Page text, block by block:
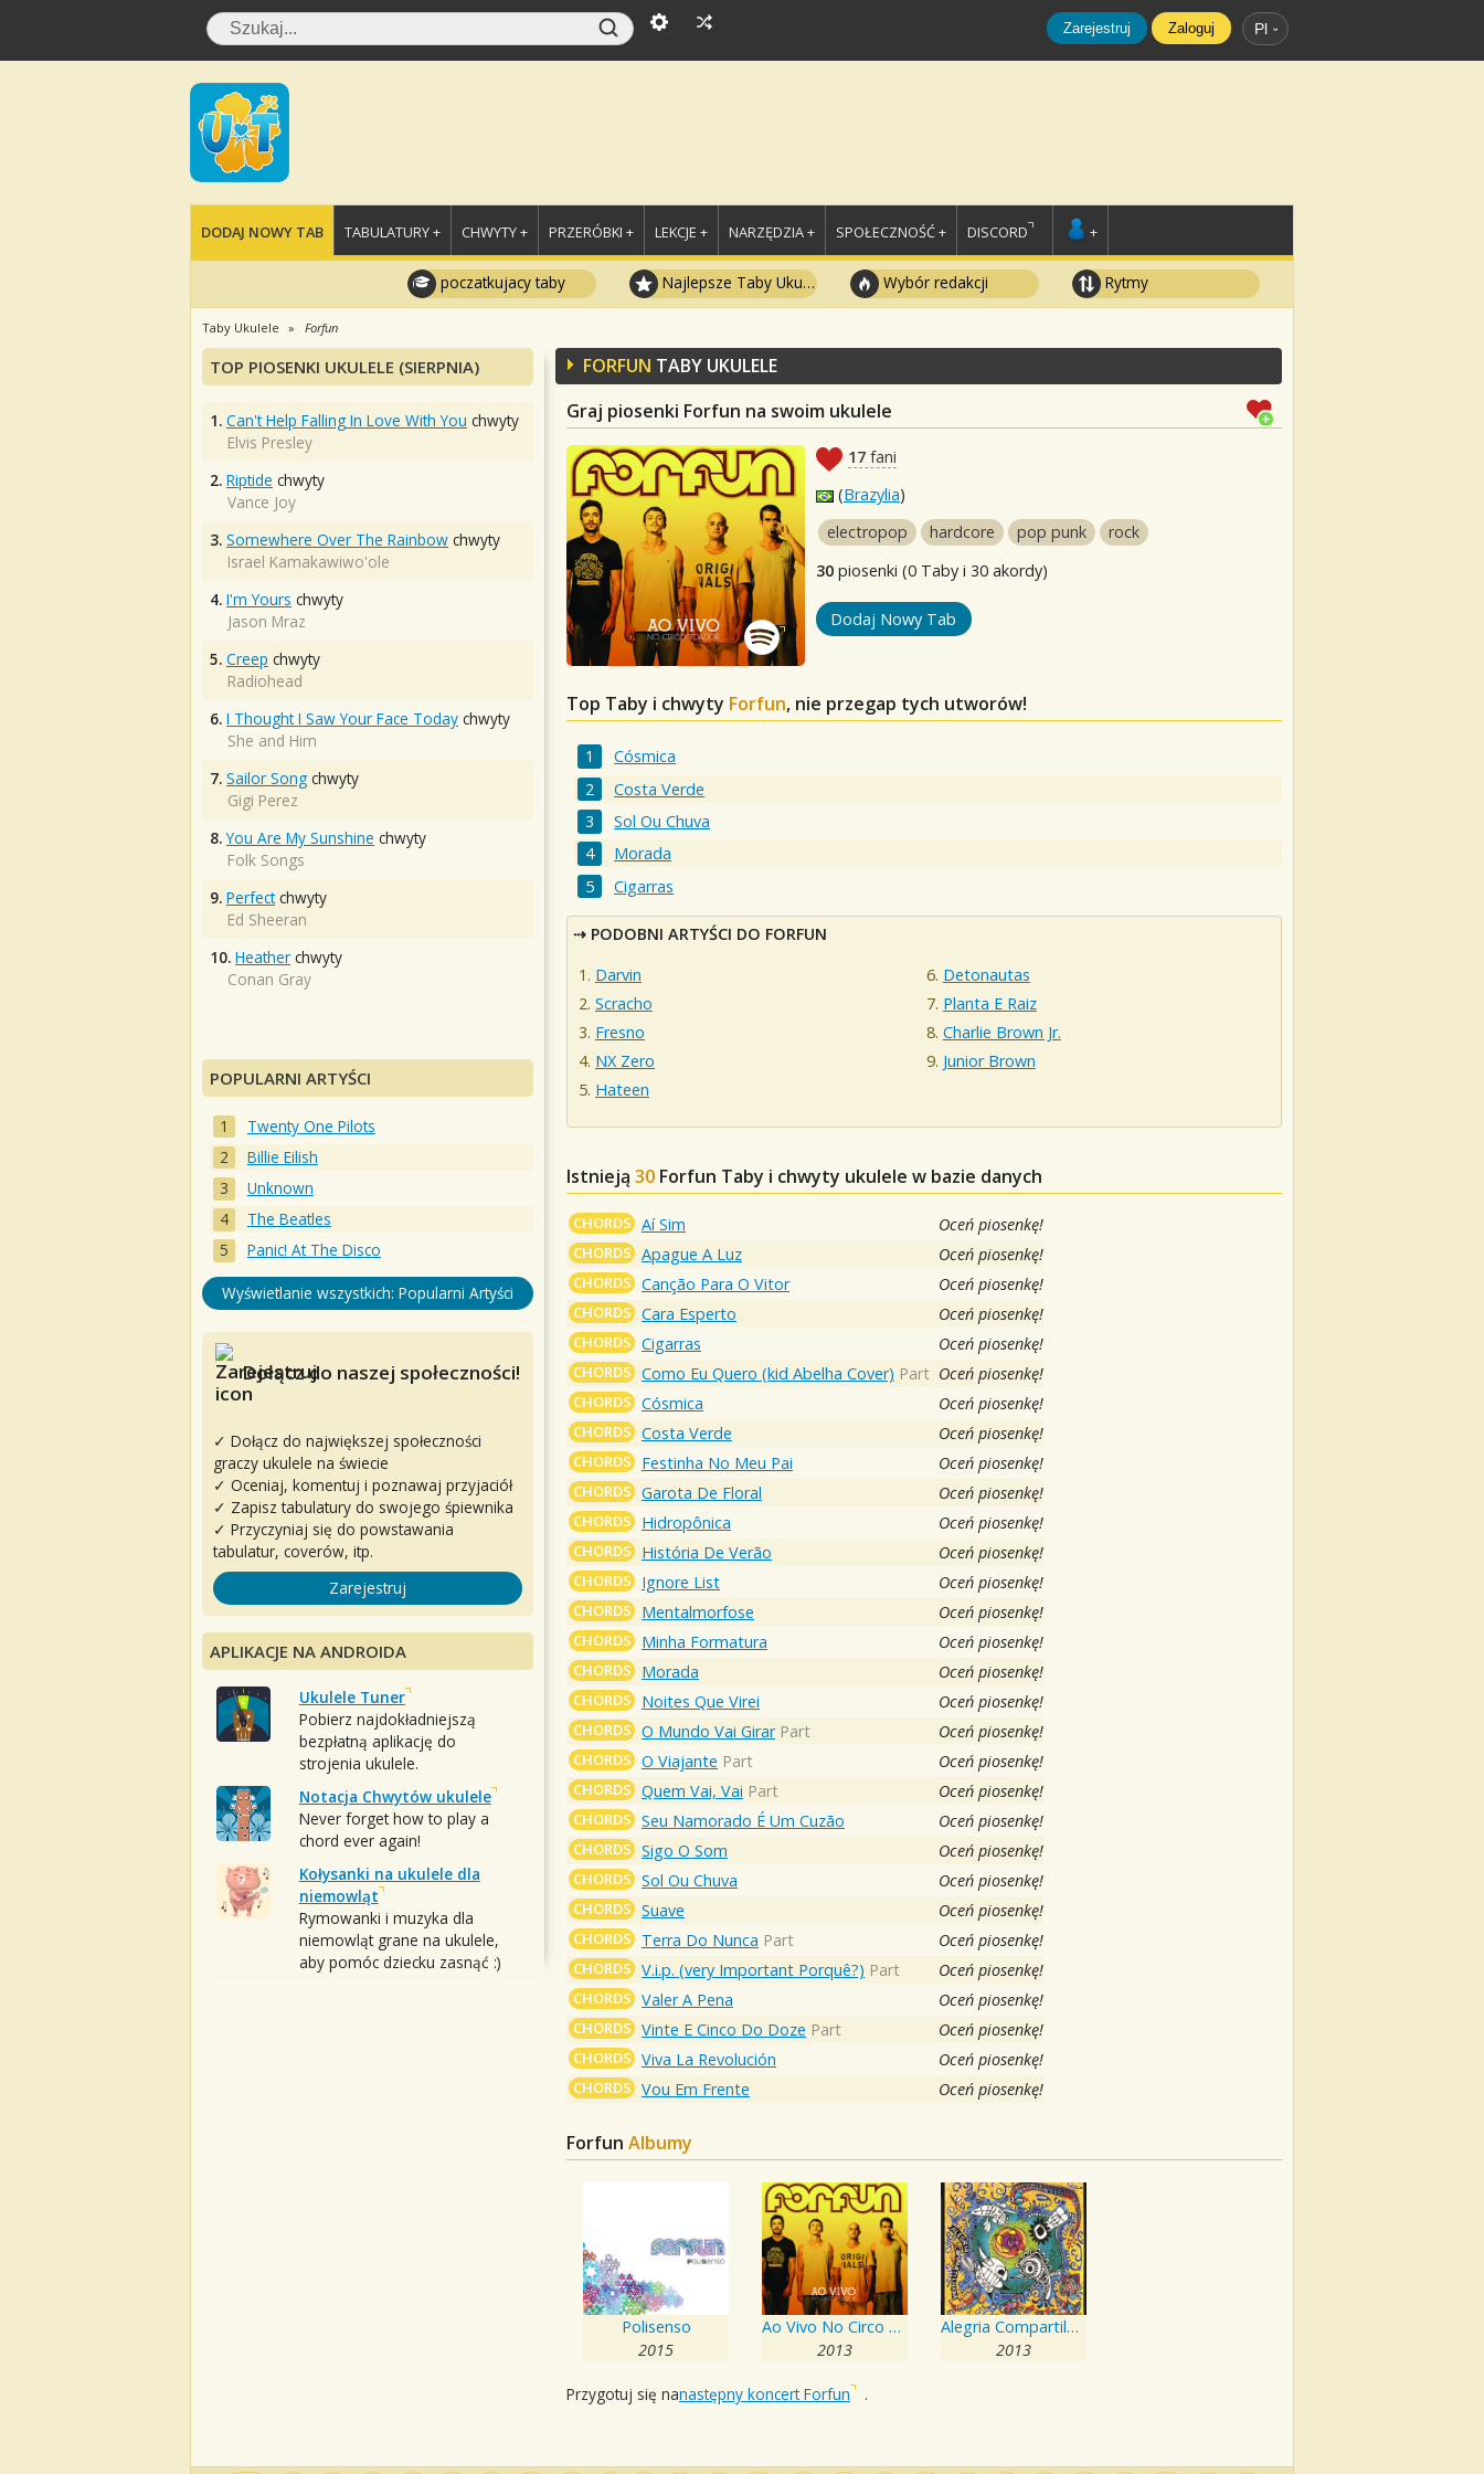
Zarejestruj Zaloguj Pl
DODAJ NOWY TAB TABULATURY + CHWYTY + PRZERÓBKI + LEKCJE + NARZĘDZIA + SPOŁECZNOŚĆ + DISCORD +
poczatkujacy taby Najlepsze Taby Ukulele Wybór redakcji Rytmy
Taby Ukulele Forfun
FORFUN TABY UKULELE
Graj piosenki Forfun na swoim ukulele
17 fani
(Brazylia)
electropop
hardcore pop punk
rock
30 piosenki (0 Taby i 30 akordy)
Dodaj Nowy Tab
Top Taby i chwyty Forfun, nie przegap tych utworów!
Cósmica
Costa Verde
Sol Ou Chuva
Morada
Cigarras
PODOBNI ARTYŚCI DO FORFUN
Darvin
Scracho
Fresno
NX Zero
Hateen
Detonautas
Planta E Raiz
Charlie Brown Jr.
Junior Brown
Istnieją 30 Forfun Taby i chwyty ukulele w bazie danych
CHORDS Aí Sim Oceń piosenkę!
CHORDS Apague A Luz Oceń piosenkę!
CHORDS Canção Para O Vitor Oceń piosenkę!
CHORDS Cara Esperto Oceń piosenkę!
CHORDS Cigarras Oceń piosenkę!
CHORDS Como Eu Quero (kid Abelha Cover) Part Oceń piosenkę!
CHORDS Cósmica Oceń piosenkę!
CHORDS Costa Verde Oceń piosenkę!
CHORDS Festinha No Meu Pai Oceń piosenkę!
CHORDS Garota De Floral Oceń piosenkę!
CHORDS Hidropônica Oceń piosenkę!
CHORDS História De Verão Oceń piosenkę!
CHORDS Ignore List Oceń piosenkę!
CHORDS Mentalmorfose Oceń piosenkę!
CHORDS Minha Formatura Oceń piosenkę!
CHORDS Morada Oceń piosenkę!
CHORDS Noites Que Virei Oceń piosenkę!
CHORDS O Mundo Vai Girar Part Oceń piosenkę!
CHORDS O Viajante Part Oceń piosenkę!
CHORDS Quem Vai, Vai Part Oceń piosenkę!
CHORDS Seu Namorado É Um Cuzão Oceń piosenkę!
CHORDS Sigo O Som Oceń piosenkę!
CHORDS Sol Ou Chuva Oceń piosenkę!
CHORDS Suave Oceń piosenkę!
CHORDS Terra Do Nunca Part Oceń piosenkę!
CHORDS V.i.p. (very Important Porquê?) Part Oceń piosenkę!
CHORDS Valer A Pena Oceń piosenkę!
CHORDS Vinte E Cinco Do Doze Part Oceń piosenkę!
CHORDS Viva La Revolución Oceń piosenkę!
CHORDS Vou Em Frente Oceń piosenkę!
Forfun Albumy
Polisenso
2015
Ao Vivo No Circo Voador
2013
Alegria Compartilhada
2013
Przygotuj się nanastępny koncert Forfun .
TOP PIOSENKI UKULELE (SIERPNIA)
1. Can't Help Falling In Love With You chwyty
Elvis Presley
2. Riptide chwyty
Vance Joy
3. Somewhere Over The Rainbow chwyty
Israel Kamakawiwo'ole
4. I'm Yours chwyty
Jason Mraz
5. Creep chwyty
Radiohead
6. I Thought I Saw Your Face Today chwyty
She and Him
7. Sailor Song chwyty
Gigi Perez
8. You Are My Sunshine chwyty
Folk Songs
9. Perfectchwyty
Ed Sheeran
10. Heather chwyty
Conan Gray
POPULARNI ARTYŚCI
Twenty One Pilots
Billie Eilish
Unknown
The Beatles
Panic! At The Disco
Wyświetlanie wszystkich: Popularni Artyści
Dołącz do naszej społeczności!
✓ Dołącz do największej społeczności
graczy ukulele na świecie
✓ Oceniaj, komentuj i poznawaj przyjaciół
✓ Zapisz tabulatury do swojego śpiewnika
✓ Przyczyniaj się do powstawania
tabulatur, coverów, itp.
Zarejestruj
APLIKACJE NA ANDROIDA
Ukulele Tuner
Pobierz najdokładniejszą
bezpłatną aplikację do
strojenia ukulele.
Notacja Chwytów ukulele
Never forget how to play a
chord ever again!
Kołysanki na ukulele dla
niemowląt
Rymowanki i muzyka dla
niemowląt grane na ukulele,
aby pomóc dziecku zasnąć :)